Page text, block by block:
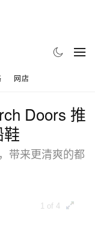
网店
Doors 推
带来更清爽的都
1 of 4